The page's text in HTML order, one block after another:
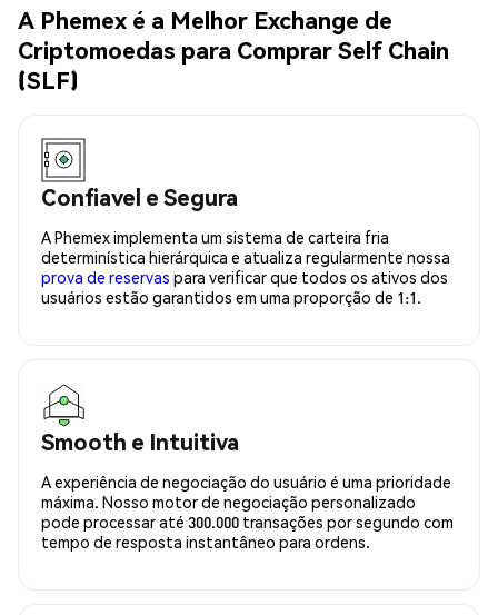
A Phemex é a Melhor Exchange de
Criptomoedas para Comprar Self Chain
(SLF)
Confiavel e Segura
A Phemex implementa um sistema de carteira fria
determinística hierárquica e atualiza regularmente nossa
prova de reservas para verificar que todos os ativos dos
usuários estão garantidos em uma proporção de 1:1.
Smooth e Intuitiva
A experiência de negociação do usuário é uma prioridade
máxima. Nosso motor de negociação personalizado
pode processar até 300.000 transações por segundo com
tempo de resposta instantâneo para ordens.